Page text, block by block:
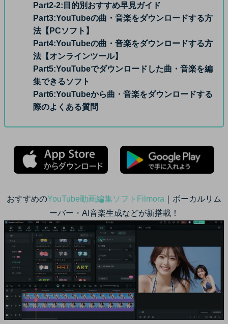
Part2-2: 目的別おすすめ早見ガイド
Part3:YouTubeの曲・音楽をダウンロードする方
法【PCソフト】
Part4:YouTubeの曲・音楽をダウンロードする方
法【オンラインツール】
Part5:YouTubeでダウンロードした曲・音楽を編
集できるソフト
Part6:YouTubeから曲・音楽をダウンロードする
際のよくある質問
おすすめのYouTube動画編集ソフトFilmora ｜ボーカルリム
ーバー・AI音楽生成などが新搭載！